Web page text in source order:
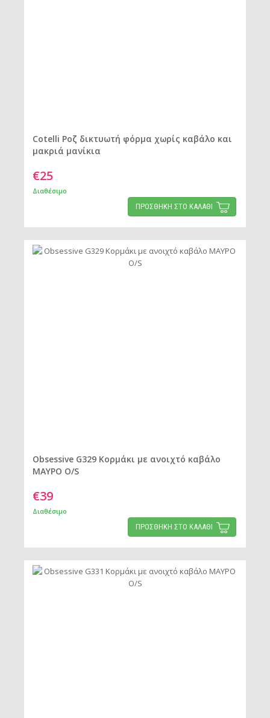
Cotelli Ροζ δικτυωτή φόρμα χωρίς καβάλο και
μακριά μανίκια
€25
Διαθέσιμο
ΠΡΟΣΘΗΚΗ ΣΤΟ ΚΑΛΑΘΙ
Obsessive G329 Κορμάκι με ανοιχτό καβάλο
ΜΑΥΡΟ O/S
€39
Διαθέσιμο
ΠΡΟΣΘΗΚΗ ΣΤΟ ΚΑΛΑΘΙ